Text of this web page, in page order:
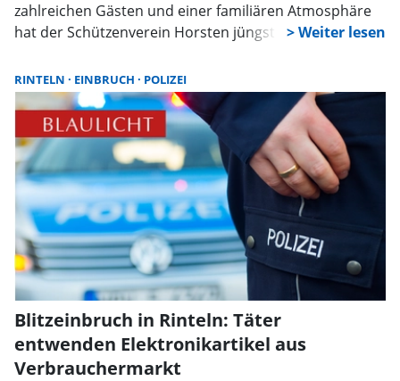
zahlreichen Gästen und einer familiären Atmosphäre
hat der Schützenverein Horsten jüngst sein
Schützenhaus kamen Vereinsmitglieder,
Dorfbewohner und Besucher zusammen.
RINTELN EINBRUCH POLIZEI
Blitzeinbruch in Rinteln: Täter
entwenden Elektronikartikel aus
Verbrauchermarkt